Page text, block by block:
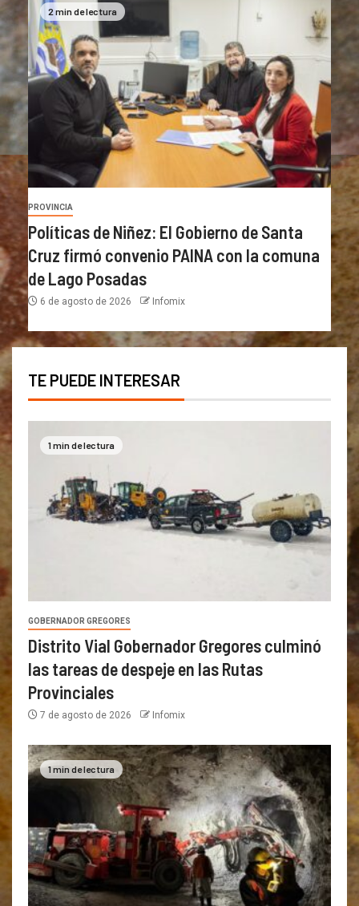
2 min de lectura
PROVINCIA
Políticas de Niñez: El Gobierno de Santa
Cruz firmó convenio PAINA con la comuna
de Lago Posadas
6 de agosto de 2026 Infomix
TE PUEDE INTERESAR
1 min de lectura
GOBERNADOR GREGORES
Distrito Vial Gobernador Gregores culminó
las tareas de despeje en las Rutas
Provinciales
7 de agosto de 2026 Infomix
1 min de lectura